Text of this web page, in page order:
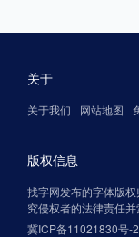
关于
关于我们 网站地图
版权信息
找字网发布的字体版
究侵权者的法律责任并
冀ICP备11021830号-2